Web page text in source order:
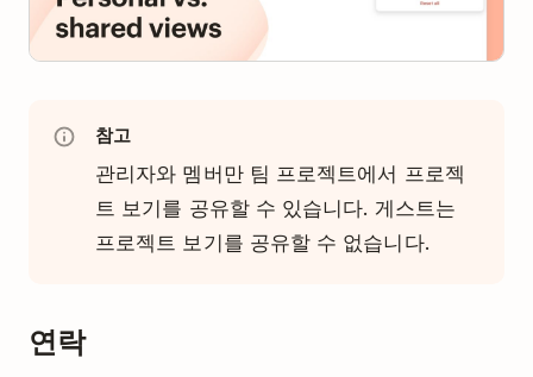
참고
관리자와 멤버만 팀 프로젝트에서 프로젝
트 보기를 공유할 수 있습니다. 게스트는
프로젝트 보기를 공유할 수 없습니다.
연락